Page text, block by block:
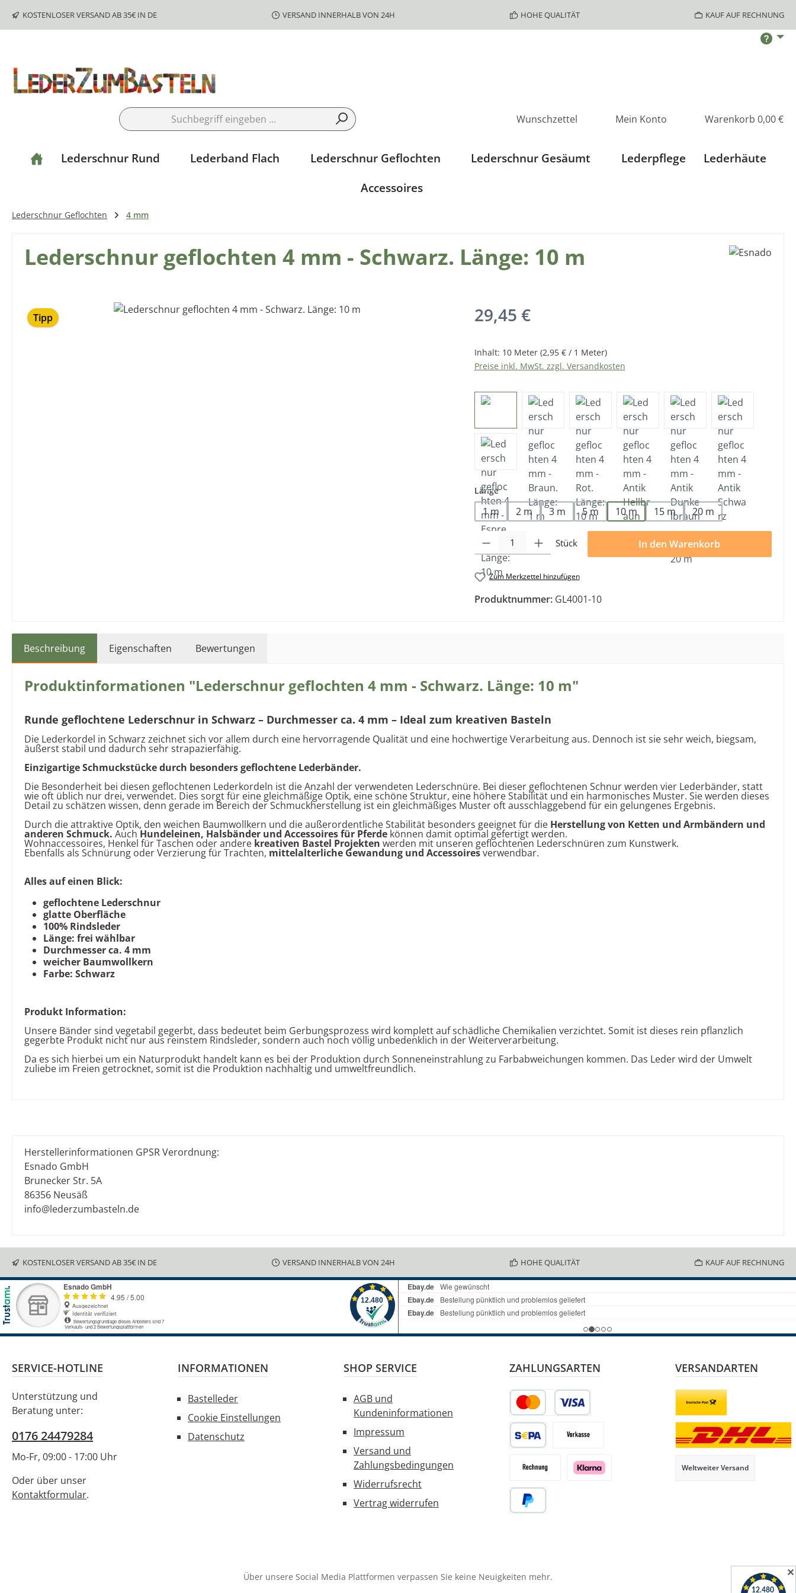
Hauptinhalt springen
Zur Suche springen
Zur Hauptnavigation springen
KOSTENLOSER VERSAND AB 35€ IN DE VERSAND INNERHALB VON 24H HOHE QUALITÄT KAUF AUF RECHNUNG
Wunschzettel Mein Konto Warenkorb 0,00 €
Lederschnur Rund Lederband Flach Lederschnur Geflochten Lederschnur Gesäumt Lederpflege
Lederhäute
Accessoires
Lederschnur Geflochten 4 mm
Lederschnur geflochten 4 mm - Schwarz. Länge: 10 m
Bildergalerie überspringen
Tipp
Regulärer Preis:
29,45 €
Inhalt: 10 Meter (2,95 € / 1 Meter)
Preise inkl. MwSt. zzgl. Versandkosten
Längeauswählen
1 m 2 m 3 m 5 m 10 m 15 m 20 m
Produkt Anzahl: Gib den gewünschten Wert ein oder benutze die
Stück In den Warenkorb
Zum Merkzettel hinzufügen
Produktnummer: GL4001-10
Beschreibung Eigenschaften Bewertungen
Produktinformationen "Lederschnur geflochten 4 mm - Schwarz. Länge: 10 m"
Runde geflochtene Lederschnur in Schwarz – Durchmesser ca. 4 mm – Ideal zum kreativen Basteln
Die Lederkordel in Schwarz zeichnet sich vor allem durch eine hervorragende Qualität und eine hochwertige Verarbeitung aus. Dennoch ist sie sehr weich, biegsam,
äußerst stabil und dadurch sehr strapazierfähig.
Einzigartige Schmuckstücke durch besonders geflochtene Lederbänder.
Die Besonderheit bei diesen geflochtenen Lederkordeln ist die Anzahl der verwendeten Lederschnüre. Bei dieser geflochtenen Schnur werden vier Lederbänder, statt
wie oft üblich nur drei, verwendet. Dies sorgt für eine gleichmäßige Optik, eine schöne Struktur, eine höhere Stabilität und ein harmonisches Muster. Sie werden dieses
Detail zu schätzen wissen, denn gerade im Bereich der Schmuckherstellung ist ein gleichmäßiges Muster oft ausschlaggebend für ein gelungenes Ergebnis.
Durch die attraktive Optik, den weichen Baumwollkern und die außerordentliche Stabilität besonders geeignet für die Herstellung von Ketten und Armbändern und
anderen Schmuck. Auch Hundeleinen, Halsbänder und Accessoires für Pferde können damit optimal gefertigt werden.
Wohnaccessoires, Henkel für Taschen oder andere kreativen Bastel Projekten werden mit unseren geflochtenen Lederschnüren zum Kunstwerk.
Ebenfalls als Schnürung oder Verzierung für Trachten, mittelalterliche Gewandung und Accessoiresverwendbar.
Alles auf einen Blick:
geflochtene Lederschnur
glatte Oberfläche
100% Rindsleder
Länge: frei wählbar
Durchmesser ca. 4 mm
weicher Baumwollkern
Farbe: Schwarz
Produkt Information:
Unsere Bänder sind vegetabil gegerbt, dass bedeutet beim Gerbungsprozess wird komplett auf schädliche Chemikalien verzichtet. Somit ist dieses rein pflanzlich
gegerbte Produkt nicht nur aus reinstem Rindsleder, sondern auch noch völlig unbedenklich in der Weiterverarbeitung.
Da es sich hierbei um ein Naturprodukt handelt kann es bei der Produktion durch Sonneneinstrahlung zu Farbabweichungen kommen. Das Leder wird der Umwelt
zuliebe im Freien getrocknet, somit ist die Produktion nachhaltig und umweltfreundlich.
Herstellerinformationen GPSR Verordnung:
Esnado GmbH
Brunecker Str. 5A
86356 Neusäß
info@lederzumbasteln.de
KOSTENLOSER VERSAND AB 35€ IN DE VERSAND INNERHALB VON 24H HOHE QUALITÄT KAUF AUF RECHNUNG
SERVICE-HOTLINE
Unterstützung und
Beratung unter:
0176 24479284
Mo-Fr, 09:00 - 17:00 Uhr
Oder über unser
Kontaktformular.
INFORMATIONEN
Bastelleder
Cookie Einstellungen
Datenschutz
SHOP SERVICE
AGB und
Kundeninformationen
Impressum
Versand und
Zahlungsbedingungen
Widerrufsrecht
Vertrag widerrufen
VERSANDARTEN
Briefsendung
Weltweiter Versand
ZAHLUNGSARTEN
Kredit- oder Debitkarte
Rechnung
Über unsere Social Media Plattformen verpassen Sie keine Neuigkeiten mehr. ✕